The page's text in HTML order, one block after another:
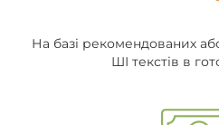
На базі рекомендованих
ШІ текстів в